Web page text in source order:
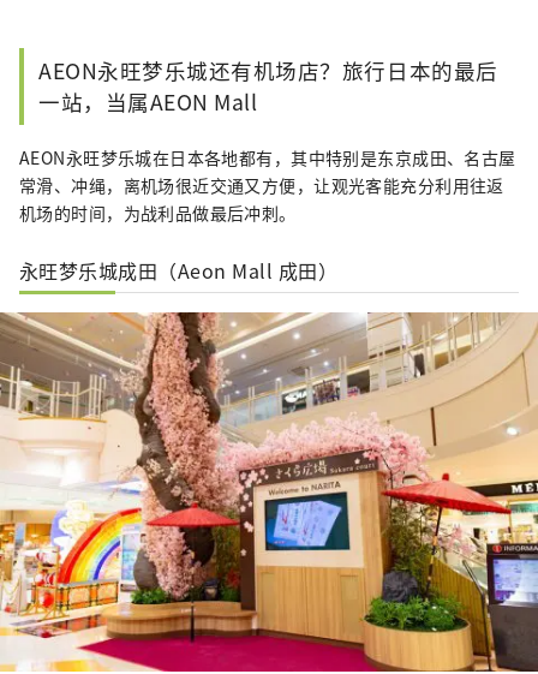
AEON永旺梦乐城还有机场店？旅行日本的最后
一站，当属AEON Mall
AEON永旺梦乐城在日本各地都有，其中特别是东京成田、名古屋
常滑、冲绳，离机场很近交通又方便，让观光客能充分利用往返
机场的时间，为战利品做最后冲刺。
永旺梦乐城成田（Aeon Mall 成田）